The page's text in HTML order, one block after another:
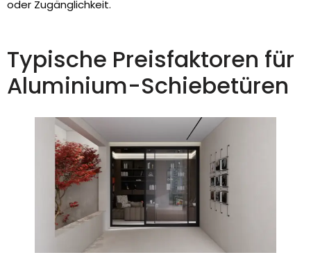
oder Zugänglichkeit.
Typische Preisfaktoren für
Aluminium-Schiebetüren